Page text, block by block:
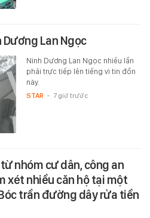
Lan Ngọc
Ninh Dương Lan Ngọc nhiều lần
phải trực tiếp lên tiếng vì tin đồn
này.
STAR - 7 giờ trước
nhóm cư dân, công an
xét nhiều căn hộ tại một
trần đường dây rửa tiền